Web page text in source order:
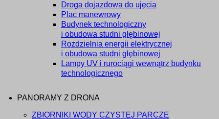
Droga dojazdowa do ujęcia
Plac manewrowy
Budynek technologiczny
i obudowa studni głębinowej
Rozdzielnia energii elektrycznej
i obudowa studni głębinowej
Lampy UV i rurociągi wewnątrz budynku
technologicznego
PANORAMY Z DRONA
ZBIORNIKI WODY CZYSTEJ PARCZE